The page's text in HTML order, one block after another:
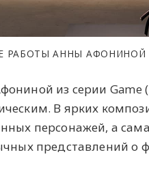
АННЫ АФОНИНОЙ
из серии Game
В ярких
персонажей, а
представлений о